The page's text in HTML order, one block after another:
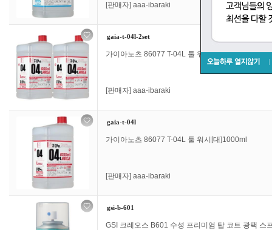
[판매자] aaa-ibaraki
gaia-t-04l-2set
가이아노츠 86077 T-04L 툴 워시[대]1000ml 2개 세
[판매자] aaa-ibaraki
gaia-t-04l
가이아노츠 86077 T-04L 툴 워시[대]1000ml
[판매자] aaa-ibaraki
gsi-b-601
GSI 크레오스 B601 수성 프리미엄 탑 코트 광택 스